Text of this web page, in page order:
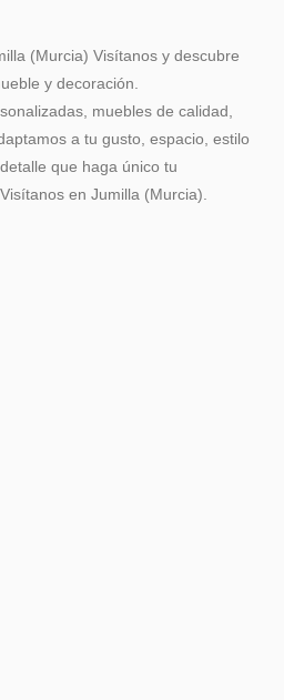
(Murcia) Visítanos y descubre
y decoración.
muebles de calidad,
a tu gusto, espacio, estilo
que haga único tu
en Jumilla (Murcia).